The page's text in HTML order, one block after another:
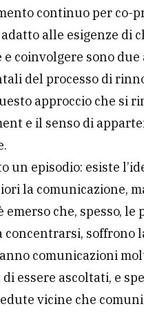
continuo per co-
alle esigenze di
coinvolgere sono
del processo di
approccio che si
e il senso di
un episodio: esiste
la comunicazione,
emerso che, spesso, le
concentrarsi, soffrono
comunicazioni
essere ascoltati, e
vicine che